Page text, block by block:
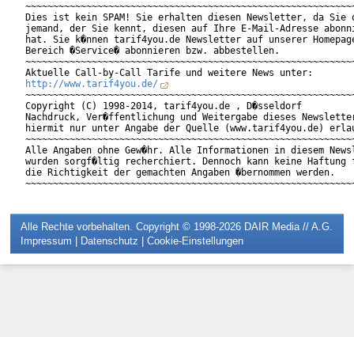
Dies ist kein SPAM! Sie erhalten diesen Newsletter, da Sie
jemand, der Sie kennt, diesen auf Ihre E-Mail-Adresse
hat. Sie k�nnen tarif4you.de Newsletter auf unserer
Bereich �Service� abonnieren bzw. abbestellen.
http://www.tarif4you.de/
Copyright (C) 1998-2014, tarif4you.de , D�sseldorf
Nachdruck, Ver�ffentlichung und Weitergabe dieses
hiermit nur unter Angabe der Quelle (www.tarif4you.de)
Alle Angaben ohne Gew�hr. Alle Informationen in diesem
wurden sorgf�ltig recherchiert. Dennoch kann keine Haftung
die Richtigkeit der gemachten Angaben �bernommen werden.
Alle Rechte vorbehalten. Copyright © 1998-2026 DAIR Media // A.G.
Impressum | Datenschutz | Cookie-Einstellungen